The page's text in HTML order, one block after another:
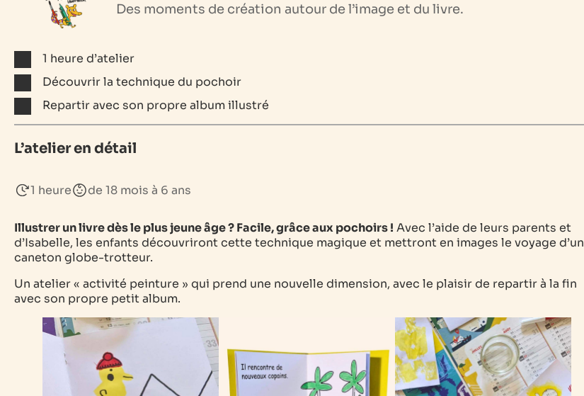
Des moments de création autour de l’image et du livre.
1 heure d’atelier
Découvrir la technique du pochoir
Repartir avec son propre album illustré
L’atelier en détail
1 heure de 18 mois à 6 ans
Illustrer un livre dès le plus jeune âge ? Facile, grâce aux pochoirs ! Avec l’aide de leurs parents et
d’Isabelle, les enfants découvriront cette technique magique et mettront en images le voyage d’un
caneton globe-trotteur.
Un atelier « activité peinture » qui prend une nouvelle dimension, avec le plaisir de repartir à la fin
avec son propre petit album.